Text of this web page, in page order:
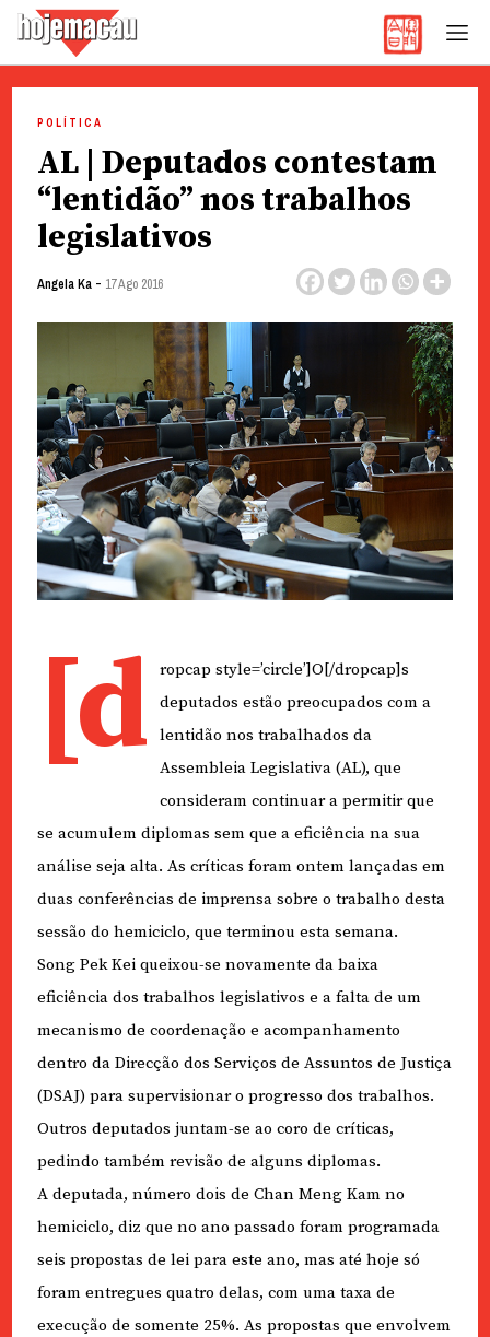
content
POLÍTICA
AL | Deputados contestam
“lentidão” nos trabalhos
legislativos
Angela Ka- 17 Ago 2016
[d
ropcap style=’circle’]O[/dropcap]s
deputados estão preocupados com a
lentidão nos trabalhados da
Assembleia Legislativa (AL), que
consideram continuar a permitir que
se acumulem diplomas sem que a eficiência na sua
análise seja alta. As críticas foram ontem lançadas em
duas conferências de imprensa sobre o trabalho desta
sessão do hemiciclo, que terminou esta semana.
Song Pek Kei queixou-se novamente da baixa
eficiência dos trabalhos legislativos e a falta de um
mecanismo de coordenação e acompanhamento
dentro da Direcção dos Serviços de Assuntos de Justiça
(DSAJ) para supervisionar o progresso dos trabalhos.
Outros deputados juntam-se ao coro de críticas,
pedindo também revisão de alguns diplomas.
A deputada, número dois de Chan Meng Kam no
hemiciclo, diz que no ano passado foram programada
seis propostas de lei para este ano, mas até hoje só
foram entregues quatro delas, com uma taxa de
execução de somente 25%. As propostas que envolvem